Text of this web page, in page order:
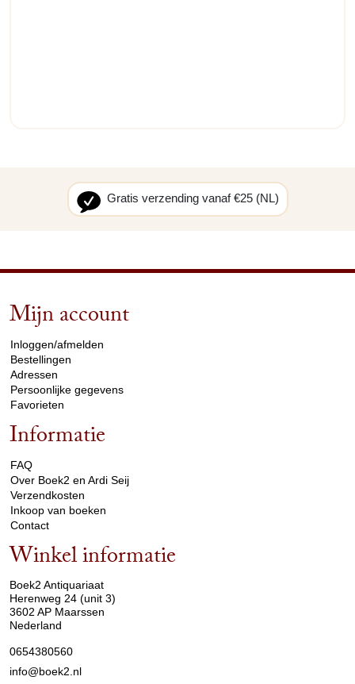
Gratis verzending vanaf €25 (NL)
Mijn account
Inloggen/afmelden
Bestellingen
Adressen
Persoonlijke gegevens
Favorieten
Informatie
FAQ
Over Boek2 en Ardi Seij
Verzendkosten
Inkoop van boeken
Contact
Winkel informatie
Boek2 Antiquariaat
Herenweg 24 (unit 3)
3602 AP Maarssen
Nederland
0654380560
info@boek2.nl